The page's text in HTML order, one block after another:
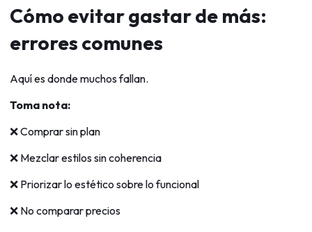
Cómo evitar gastar de más:
errores comunes
Aquí es donde muchos fallan.
Toma nota:
❌ Comprar sin plan
❌ Mezclar estilos sin coherencia
❌ Priorizar lo estético sobre lo funcional
❌ No comparar precios